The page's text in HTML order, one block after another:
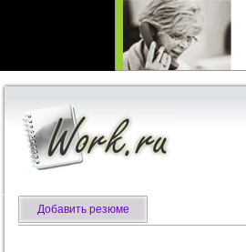
Добавить резюме